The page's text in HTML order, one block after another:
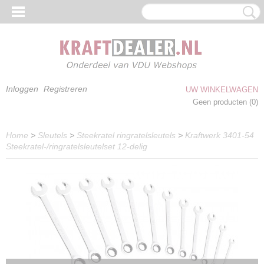
Inloggen Registreren
UW WINKELWAGEN
Geen producten (0)
Home > Sleutels > Steekratel ringratelsleutels > Kraftwerk 3401-54
Steekratel-/ringratelsleutelset 12-delig